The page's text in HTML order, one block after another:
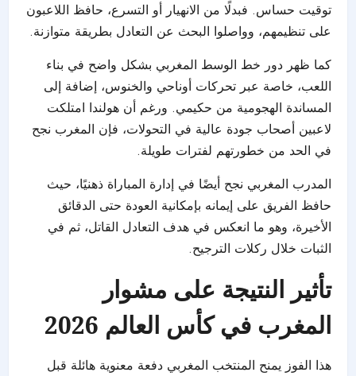
توقيت حساس. فبدلًا من الانهيار أو التسرع، حافظ اللاعبون
على تنظيمهم، وواصلوا البحث عن التعادل بطريقة متوازنة.
كما ظهر دور خط الوسط المغربي بشكل واضح في بناء
اللعب، خاصة عبر تحركات أوناحي والخنوس، إضافة إلى
المساندة الهجومية من حكيمي. ورغم أن هولندا امتلكت
لاعبين أصحاب جودة عالية في التحولات، فإن المغرب نجح
في الحد من خطورتهم لفترات طويلة.
المدرب المغربي نجح أيضًا في إدارة المباراة ذهنيًا، حيث
حافظ الفريق على إيمانه بإمكانية العودة حتى الدقائق
الأخيرة، وهو ما انعكس في هدف التعادل القاتل، ثم في
الثبات خلال ركلات الترجيح.
تأثير النتيجة على مشوار
المغرب فيكأس العالم 2026
هذا الفوز يمنح المنتخب المغربي دفعة معنوية هائلة قبل